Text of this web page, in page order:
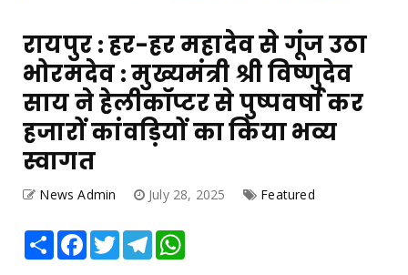
रायपुर : हर-हर महादेव से गूंज उठा
भोरमदेव : मुख्यमंत्री श्री विष्णुदेव
साय ने हेलीकॉप्टर से पुष्पवर्षा कर
हजारों कांवड़ियों का किया भव्य
स्वागत
News Admin July 28, 2025 Featured
Share Facebook
TwitterTelegram